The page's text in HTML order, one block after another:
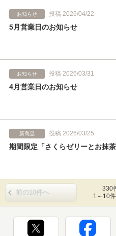
お知らせ 投稿 2026/04/22
5月営業日のお知らせ
お知らせ 投稿 2026/03/31
4月営業日のお知らせ
新商品 投稿 2026/03/25
期間限定「さくらゼリーとお抹
前の10件へ
330
1～10